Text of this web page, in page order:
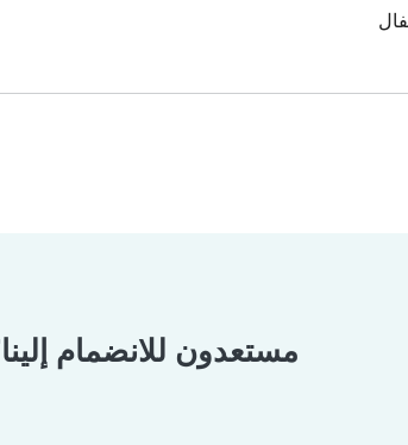
مستعدون للانضمام